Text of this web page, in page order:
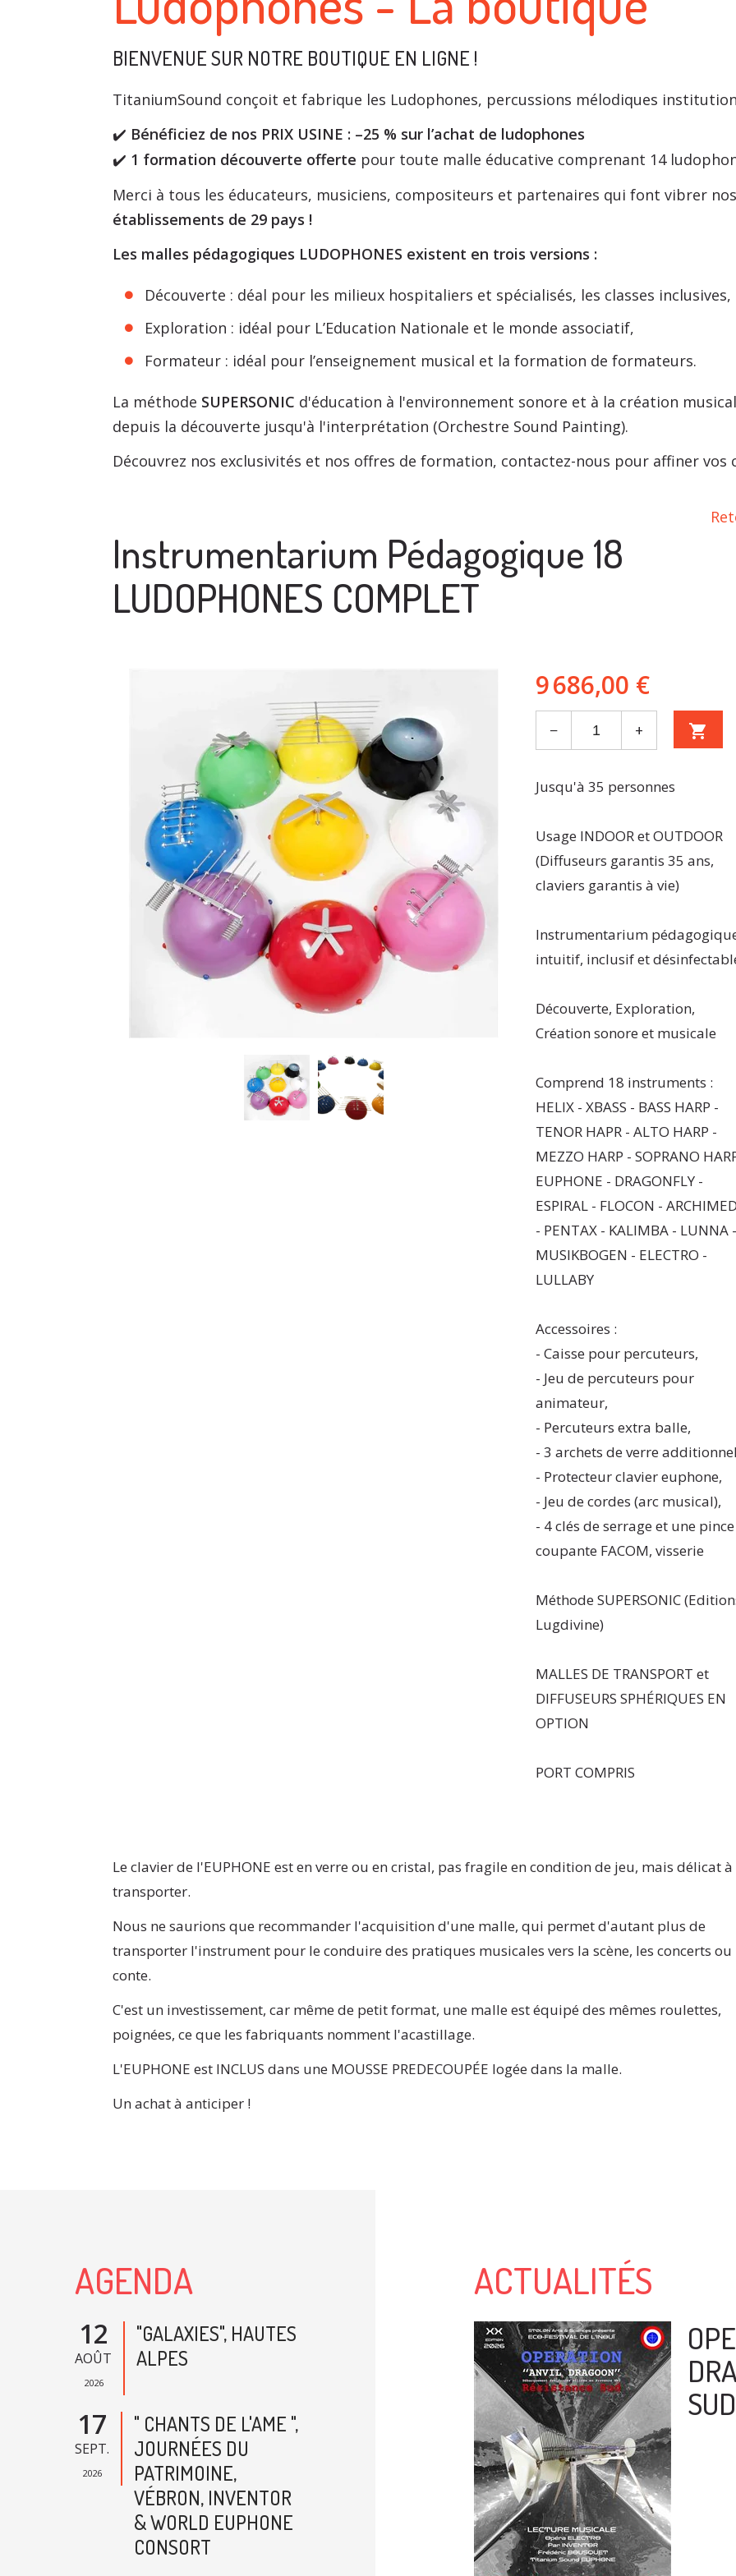
BIENVENUE SUR NOTRE BOUTIQUE EN LIGNE !
TitaniumSound conçoit et fabrique les Ludophones, percussions mélodiques
✔ Bénéficiez de nos PRIX USINE : –25 % sur l’achat de ludophones
✔ 1 formation découverte offerte pour toute malle éducative comprenant 14
Merci à tous les éducateurs, musiciens, compositeurs et partenaires qui font vibrer
établissements de 29 pays !
Les malles pédagogiques LUDOPHONES existent en trois versions :
Découverte : déal pour les milieux hospitaliers et spécialisés, les classes inclusives,
Exploration : idéal pour L’Education Nationale et le monde associatif,
Formateur : idéal pour l’enseignement musical et la formation de formateurs.
La méthode SUPERSONIC d'éducation à l'environnement sonore et à la création
depuis la découverte jusqu'à l'interprétation (Orchestre Sound Painting).
Découvrez nos exclusivités et nos offres de formation, contactez-nous pour affiner vos
Instrumentarium Pédagogique 18
LUDOPHONES COMPLET
9 686,00 €
− + shopping_cart
Jusqu'à 35 personnes
Usage INDOOR et OUTDOOR
(Diffuseurs garantis 35 ans,
claviers garantis à vie)
Instrumentarium
intuitif, inclusif et
Découverte, Exploration,
Création sonore et musicale
Comprend 18 instruments :
HELIX - XBASS - BASS HARP -
TENOR HAPR - ALTO HARP -
MEZZO HARP - SOPRANO
EUPHONE - DRAGONFLY -
ESPIRAL - FLOCON -
- PENTAX - KALIMBA - LUNNA -
MUSIKBOGEN - ELECTRO -
LULLABY
Accessoires :
- Caisse pour percuteurs,
- Jeu de percuteurs pour
animateur,
- Percuteurs extra balle,
- 3 archets de verre
- Protecteur clavier euphone,
- Jeu de cordes (arc musical),
- 4 clés de serrage et une pince
coupante FACOM, visserie
Méthode SUPERSONIC
Lugdivine)
MALLES DE TRANSPORT et
DIFFUSEURS SPHÉRIQUES EN
OPTION
PORT COMPRIS
Le clavier de l'EUPHONE est en verre ou en cristal, pas fragile en condition de jeu, mais délicat à
transporter.
Nous ne saurions que recommander l'acquisition d'une malle, qui permet d'autant plus de
transporter l'instrument pour le conduire des pratiques musicales vers la scène, les concerts ou
conte.
C'est un investissement, car même de petit format, une malle est équipé des mêmes roulettes,
poignées, ce que les fabriquants nomment l'acastillage.
L'EUPHONE est INCLUS dans une MOUSSE PREDECOUPÉE logée dans la malle.
Un achat à anticiper !
ACTUALITÉS
AGENDA
12
AOÛT
2026
"GALAXIES", HAUTES
ALPES
17
SEPT.
2026
" CHANTS DE L'AME ",
JOURNÉES DU
PATRIMOINE,
VÉBRON, INVENTOR
& WORLD EUPHONE
CONSORT